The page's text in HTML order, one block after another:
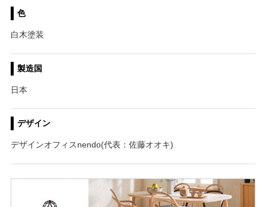
色
白木塗装
製造国
日本
デザイン
デザインオフィスnendo(代表：佐藤オオキ)